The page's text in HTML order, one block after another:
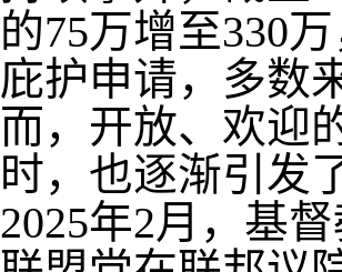
的75万增至330
庇护申请，多数
而，开放、欢迎
时，也逐渐引发
2025年2月，基